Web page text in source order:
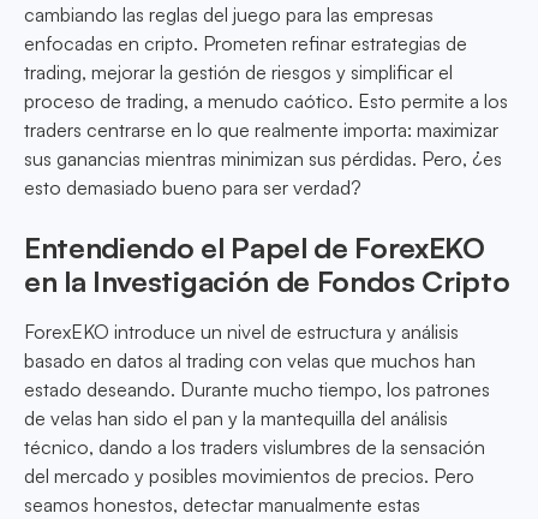
cambiando las reglas del juego para las empresas
enfocadas en cripto. Prometen refinar estrategias de
trading, mejorar la gestión de riesgos y simplificar el
proceso de trading, a menudo caótico. Esto permite a los
traders centrarse en lo que realmente importa: maximizar
sus ganancias mientras minimizan sus pérdidas. Pero, ¿es
esto demasiado bueno para ser verdad?
Entendiendo el Papel de ForexEKO
en la Investigación de Fondos Cripto
ForexEKO introduce un nivel de estructura y análisis
basado en datos al trading con velas que muchos han
estado deseando. Durante mucho tiempo, los patrones
de velas han sido el pan y la mantequilla del análisis
técnico, dando a los traders vislumbres de la sensación
del mercado y posibles movimientos de precios. Pero
seamos honestos, detectar manualmente estas